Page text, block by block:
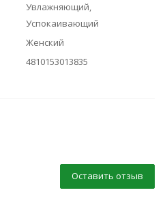
Увлажняющий,
Успокаивающий
Женский
4810153013835
Оставить отзыв